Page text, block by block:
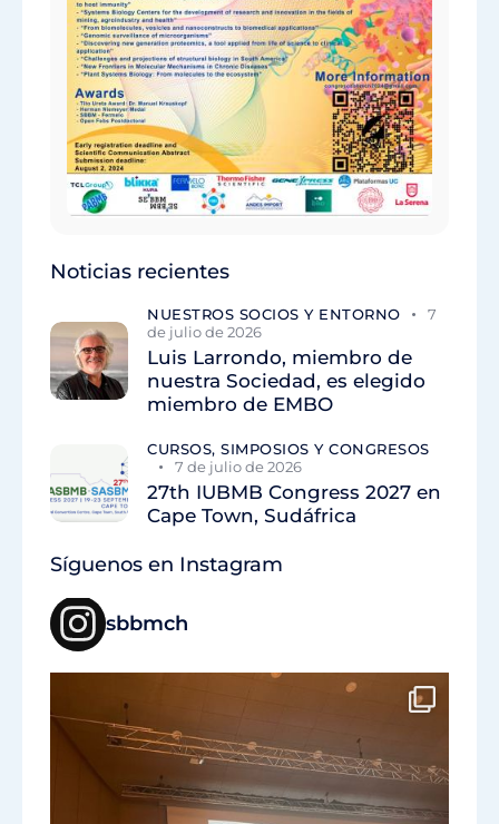
Noticias recientes
NUESTROS SOCIOS Y ENTORNO
7
de julio de 2026
Luis Larrondo, miembro de
nuestra Sociedad, es elegido
miembro de EMBO
CURSOS, SIMPOSIOS Y CONGRESOS
7 de julio de 2026
27th IUBMB Congress 2027 en
Cape Town, Sudáfrica
Síguenos en Instagram
sbbmch